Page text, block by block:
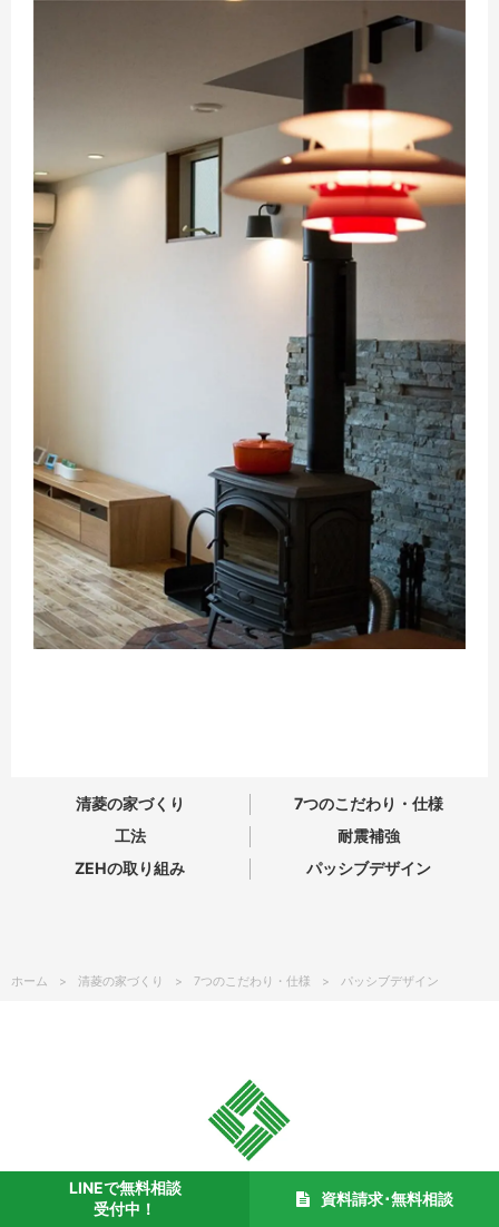
LINEで無料相談
受付中！
資料請求･無料相談
清菱の家づくり
7つのこだわり・仕様
工法
耐震補強
ZEHの取り組み
パッシブデザイン
ホーム 清菱の家づくり 7つのこだわり・仕様 パッシブデザイン